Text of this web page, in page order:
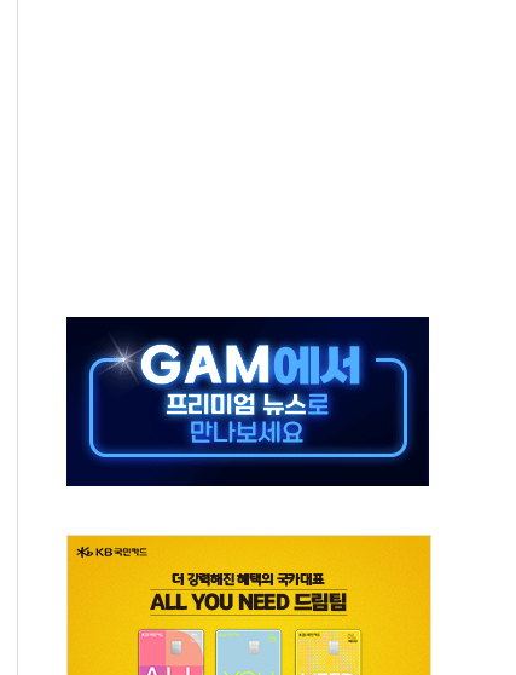
에이전트' 도입
유성 前방첩사령관 구속영장
과..."청년 주거문제 엄중함 헤어리지 못해"
스 전 대표
표
고 여야 충돌
가격업소 이용 활성화 업무협약 체결식
협약 체결 마친 윤호중-윤석준
매매한 2명 검찰 송치
질주…글로벌 자금 몰린다